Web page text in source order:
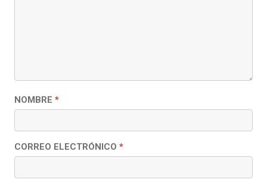
NOMBRE *
CORREO ELECTRÓNICO *